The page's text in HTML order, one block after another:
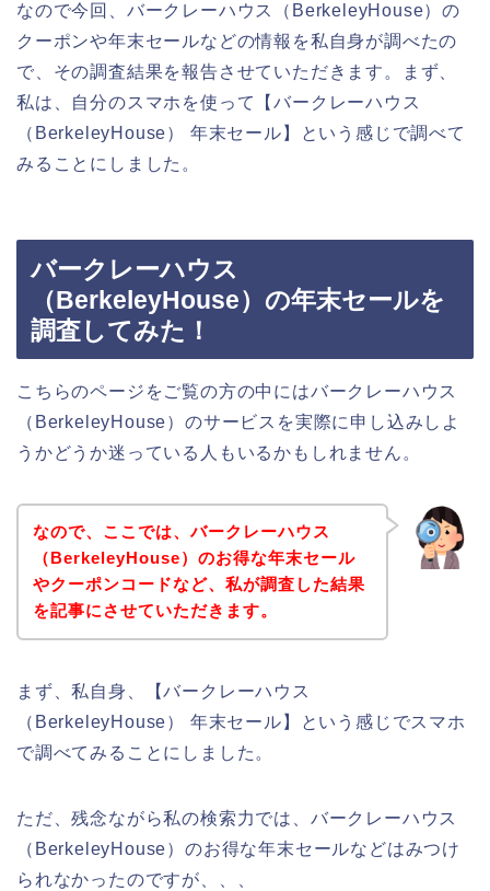
なので今回、バークレーハウス（BerkeleyHouse）の
クーポンや年末セールなどの情報を私自身が調べたの
で、その調査結果を報告させていただきます。まず、
私は、自分のスマホを使って【バークレーハウス
（BerkeleyHouse） 年末セール】という感じで調べて
みることにしました。
バークレーハウス
（BerkeleyHouse）の年末セールを
調査してみた！
こちらのページをご覧の方の中にはバークレーハウス
（BerkeleyHouse）のサービスを実際に申し込みしよ
うかどうか迷っている人もいるかもしれません。
なので、ここでは、バークレーハウス
（BerkeleyHouse）のお得な年末セール
やクーポンコードなど、私が調査した結果
を記事にさせていただきます。
まず、私自身、【バークレーハウス
（BerkeleyHouse） 年末セール】という感じでスマホ
で調べてみることにしました。
ただ、残念ながら私の検索力では、バークレーハウス
（BerkeleyHouse）のお得な年末セールなどはみつけ
られなかったのですが、、、